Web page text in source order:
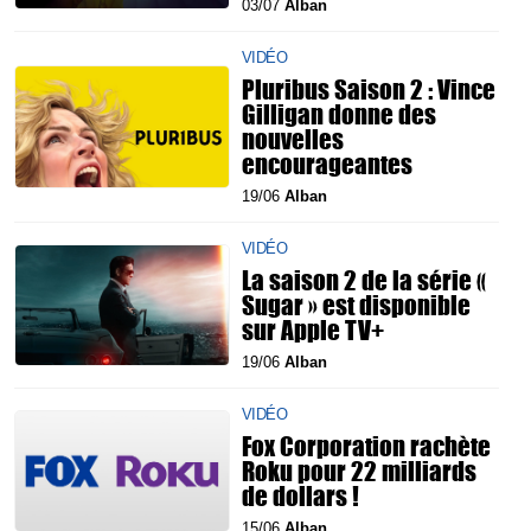
03/07 Alban
VIDÉO
Pluribus Saison 2 : Vince
Gilligan donne des
nouvelles
encourageantes
19/06 Alban
VIDÉO
La saison 2 de la série «
Sugar » est disponible
sur Apple TV+
19/06 Alban
VIDÉO
Fox Corporation rachète
Roku pour 22 milliards
de dollars !